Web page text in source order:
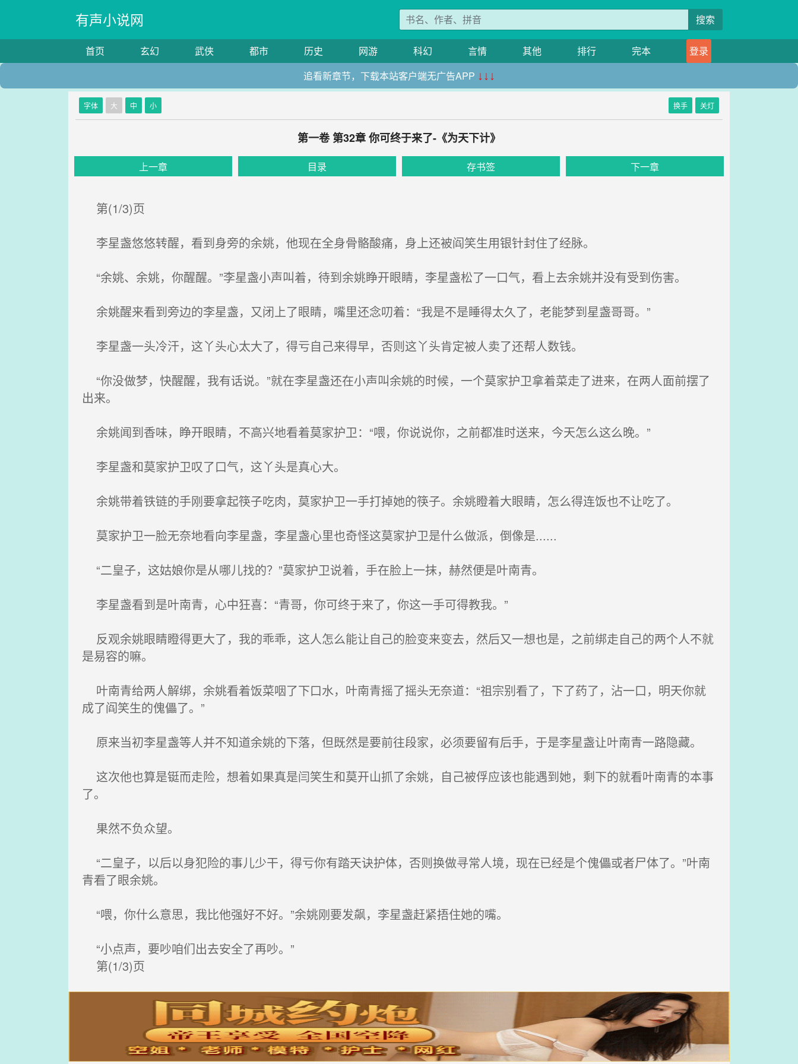
有声小说网 搜索
首页 玄幻 武侠 都市 历史 网游 科幻 言情 其他 排行 完本
登录
追看新章节，下载本站客户端无广告APP ↓↓↓
字体 大 中 小 换手 关灯
第一卷 第32章 你可终于来了-《为天下计》
上一章 目录 存书签 下一章
第(1/3)页
李星盏悠悠转醒，看到身旁的余姚，他现在全身骨骼酸痛，身上还被阎笑生用银针封住了经脉。
“余姚、余姚，你醒醒。”李星盏小声叫着，待到余姚睁开眼睛，李星盏松了一口气，看上去余姚并没有受到伤害。
余姚醒来看到旁边的李星盏，又闭上了眼睛，嘴里还念叨着：“我是不是睡得太久了，老能梦到星盏哥哥。”
李星盏一头冷汗，这丫头心太大了，得亏自己来得早，否则这丫头肯定被人卖了还帮人数钱。
“你没做梦，快醒醒，我有话说。”就在李星盏还在小声叫余姚的时候，一个莫家护卫拿着菜走了进来，在两人面前摆了
出来。
余姚闻到香味，睁开眼睛，不高兴地看着莫家护卫：“喂，你说说你，之前都准时送来，今天怎么这么晚。”
李星盏和莫家护卫叹了口气，这丫头是真心大。
余姚带着铁链的手刚要拿起筷子吃肉，莫家护卫一手打掉她的筷子。余姚瞪着大眼睛，怎么得连饭也不让吃了。
莫家护卫一脸无奈地看向李星盏，李星盏心里也奇怪这莫家护卫是什么做派，倒像是......
“二皇子，这姑娘你是从哪儿找的？”莫家护卫说着，手在脸上一抹，赫然便是叶南青。
李星盏看到是叶南青，心中狂喜：“青哥，你可终于来了，你这一手可得教我。”
反观余姚眼睛瞪得更大了，我的乖乖，这人怎么能让自己的脸变来变去，然后又一想也是，之前绑走自己的两个人不就
是易容的嘛。
叶南青给两人解绑，余姚看着饭菜咽了下口水，叶南青摇了摇头无奈道：“祖宗别看了，下了药了，沾一口，明天你就
成了阎笑生的傀儡了。”
原来当初李星盏等人并不知道余姚的下落，但既然是要前往段家，必须要留有后手，于是李星盏让叶南青一路隐藏。
这次他也算是铤而走险，想着如果真是闫笑生和莫开山抓了余姚，自己被俘应该也能遇到她，剩下的就看叶南青的本事
了。
果然不负众望。
“二皇子，以后以身犯险的事儿少干，得亏你有踏天诀护体，否则换做寻常人境，现在已经是个傀儡或者尸体了。”叶南
青看了眼余姚。
“喂，你什么意思，我比他强好不好。”余姚刚要发飙，李星盏赶紧捂住她的嘴。
“小点声，要吵咱们出去安全了再吵。”
第(1/3)页